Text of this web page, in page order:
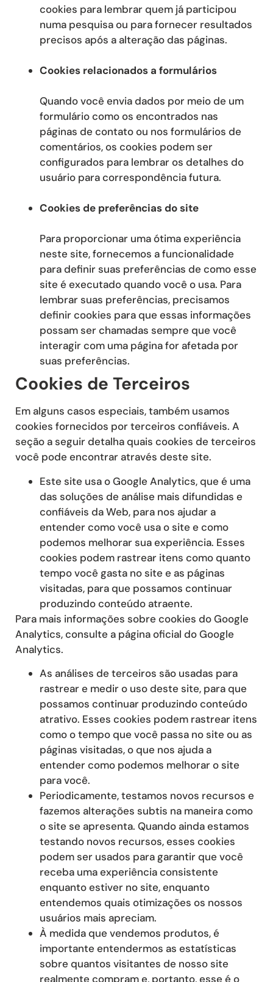
cookies para lembrar quem já participou
numa pesquisa ou para fornecer resultados
precisos após a alteração das páginas.
Cookies relacionados a formulários
Quando você envia dados por meio de um
formulário como os encontrados nas
páginas de contato ou nos formulários de
comentários, os cookies podem ser
configurados para lembrar os detalhes do
usuário para correspondência futura.
Cookies de preferências do site
Para proporcionar uma ótima experiência
neste site, fornecemos a funcionalidade
para definir suas preferências de como esse
site é executado quando você o usa. Para
lembrar suas preferências, precisamos
definir cookies para que essas informações
possam ser chamadas sempre que você
interagir com uma página for afetada por
suas preferências.
Cookies de Terceiros
Em alguns casos especiais, também usamos
cookies fornecidos por terceiros confiáveis. A
seção a seguir detalha quais cookies de terceiros
você pode encontrar através deste site.
Este site usa o Google Analytics, que é uma
das soluções de análise mais difundidas e
confiáveis ​​da Web, para nos ajudar a
entender como você usa o site e como
podemos melhorar sua experiência. Esses
cookies podem rastrear itens como quanto
tempo você gasta no site e as páginas
visitadas, para que possamos continuar
produzindo conteúdo atraente.
Para mais informações sobre cookies do Google
Analytics, consulte a página oficial do Google
Analytics.
As análises de terceiros são usadas para
rastrear e medir o uso deste site, para que
possamos continuar produzindo conteúdo
atrativo. Esses cookies podem rastrear itens
como o tempo que você passa no site ou as
páginas visitadas, o que nos ajuda a
entender como podemos melhorar o site
para você.
Periodicamente, testamos novos recursos e
fazemos alterações subtis na maneira como
o site se apresenta. Quando ainda estamos
testando novos recursos, esses cookies
podem ser usados ​​para garantir que você
receba uma experiência consistente
enquanto estiver no site, enquanto
entendemos quais otimizações os nossos
usuários mais apreciam.
À medida que vendemos produtos, é
importante entendermos as estatísticas
sobre quantos visitantes de nosso site
realmente compram e, portanto, esse é o